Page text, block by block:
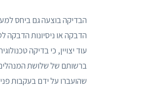
הבדיקה בוצעה גם ביחס
הדבקה או ניסיונות הדבקה
עוד יצויין, כי בדיקה
ברשותם של שלושת
שהועברו על ידם בעקבות